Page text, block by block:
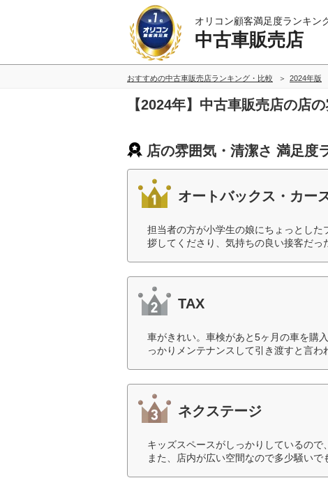
オリコン顧客満足度ランキン
中古車販売店
おすすめの中古車販売店ランキング・比較 2024年版
【2024年】中古車販売店の店
店の雰囲気・清潔さ 満足度
オートバックス・カー
担当者の方が小学生の娘にちょっとし
拶してくださり、気持ちの良い接客だっ
TAX
車がきれい。車検があと5ヶ月の車を購
っかりメンテナンスして引き渡すと言わ
ネクステージ
キッズスペースがしっかりしているので
また、店内が広い空間なので多少騒いで